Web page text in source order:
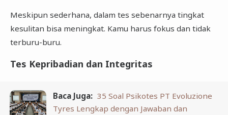
Meskipun sederhana, dalam tes sebenarnya tingkat
kesulitan bisa meningkat. Kamu harus fokus dan tidak
terburu-buru.
Tes Kepribadian dan Integritas
Baca Juga: 35 Soal Psikotes PT Evoluzione
Tyres Lengkap dengan Jawaban dan